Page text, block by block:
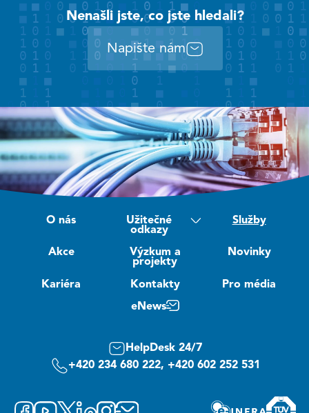
Nenašli jste, co jste hledali?
Napište nám
O nás
Užitečné
odkazy
Služby
Akce
Výzkum a
projekty
Novinky
Kariéra Kontakty Pro média
eNews
HelpDesk 24/7
+420 234 680 222, +420 602 252 531